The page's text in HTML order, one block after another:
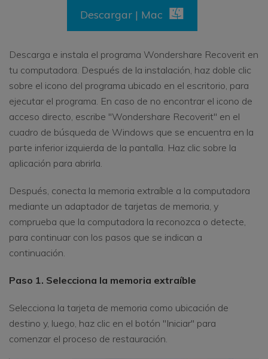
Descargar | Mac
Descarga e instala el programa Wondershare Recoverit en
tu computadora. Después de la instalación, haz doble clic
sobre el icono del programa ubicado en el escritorio, para
ejecutar el programa. En caso de no encontrar el icono de
acceso directo, escribe "Wondershare Recoverit" en el
cuadro de búsqueda de Windows que se encuentra en la
parte inferior izquierda de la pantalla. Haz clic sobre la
aplicación para abrirla.
Después, conecta la memoria extraíble a la computadora
mediante un adaptador de tarjetas de memoria, y
comprueba que la computadora la reconozca o detecte,
para continuar con los pasos que se indican a
continuación.
Paso 1. Selecciona la memoria extraíble
Selecciona la tarjeta de memoria como ubicación de
destino y, luego, haz clic en el botón "Iniciar" para
comenzar el proceso de restauración.